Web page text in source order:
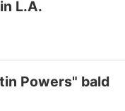
L.A.
Powers" bald